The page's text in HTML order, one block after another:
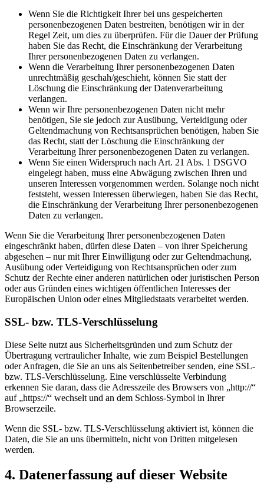
Wenn Sie die Richtigkeit Ihrer bei uns gespeicherten
personenbezogenen Daten bestreiten, benötigen wir in der
Regel Zeit, um dies zu überprüfen. Für die Dauer der Prüfung
haben Sie das Recht, die Einschränkung der Verarbeitung
Ihrer personenbezogenen Daten zu verlangen.
Wenn die Verarbeitung Ihrer personenbezogenen Daten
unrechtmäßig geschah/geschieht, können Sie statt der
Löschung die Einschränkung der Datenverarbeitung
verlangen.
Wenn wir Ihre personenbezogenen Daten nicht mehr
benötigen, Sie sie jedoch zur Ausübung, Verteidigung oder
Geltendmachung von Rechtsansprüchen benötigen, haben Sie
das Recht, statt der Löschung die Einschränkung der
Verarbeitung Ihrer personenbezogenen Daten zu verlangen.
Wenn Sie einen Widerspruch nach Art. 21 Abs. 1 DSGVO
eingelegt haben, muss eine Abwägung zwischen Ihren und
unseren Interessen vorgenommen werden. Solange noch nicht
feststeht, wessen Interessen überwiegen, haben Sie das Recht,
die Einschränkung der Verarbeitung Ihrer personenbezogenen
Daten zu verlangen.
Wenn Sie die Verarbeitung Ihrer personenbezogenen Daten
eingeschränkt haben, dürfen diese Daten – von ihrer Speicherung
abgesehen – nur mit Ihrer Einwilligung oder zur Geltendmachung,
Ausübung oder Verteidigung von Rechtsansprüchen oder zum
Schutz der Rechte einer anderen natürlichen oder juristischen Person
oder aus Gründen eines wichtigen öffentlichen Interesses der
Europäischen Union oder eines Mitgliedstaats verarbeitet werden.
SSL- bzw. TLS-Verschlüsselung
Diese Seite nutzt aus Sicherheitsgründen und zum Schutz der
Übertragung vertraulicher Inhalte, wie zum Beispiel Bestellungen
oder Anfragen, die Sie an uns als Seitenbetreiber senden, eine SSL-
bzw. TLS-Verschlüsselung. Eine verschlüsselte Verbindung
erkennen Sie daran, dass die Adresszeile des Browsers von „http://“
auf „https://“ wechselt und an dem Schloss-Symbol in Ihrer
Browserzeile.
Wenn die SSL- bzw. TLS-Verschlüsselung aktiviert ist, können die
Daten, die Sie an uns übermitteln, nicht von Dritten mitgelesen
werden.
4. Datenerfassung auf dieser Website